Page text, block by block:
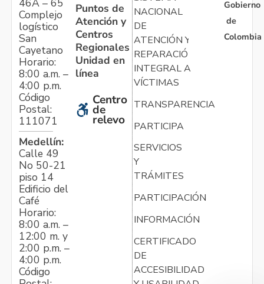
Complejo
logístico
San
Cayetano
Horario:
8:00 a.m. –
4:00 p.m.
Código
Postal:
111071
Medellín:
Calle 49
No 50-21
piso 14
Edificio del
Café
Horario:
8:00 a.m. –
12:00 m. y
2:00 p.m. –
4:00 p.m.
Código
Puntos de
Atención y
Centros
Regionales
Unidad en
línea
Centro
de
relevo
NACIONAL
DE
ATENCIÓN Y
REPARACIÓN
INTEGRAL A
VÍCTIMAS
TRANSPARENCIA
PARTICIPA
SERVICIOS
Y
TRÁMITES
PARTICIPACIÓN
INFORMACIÓN
CERTIFICADO
DE
ACCESIBILIDAD
Gobierno
de
Colombia